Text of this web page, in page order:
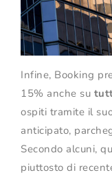
Infine, Booking
15% anche su
ospiti tramite il
anticipato,
Secondo alcuni,
piuttosto di